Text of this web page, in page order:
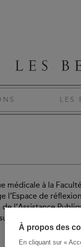
À propos des
En cliquant sur «
LES
médicale à la
l’Espace de
l’Assistance
les maladies